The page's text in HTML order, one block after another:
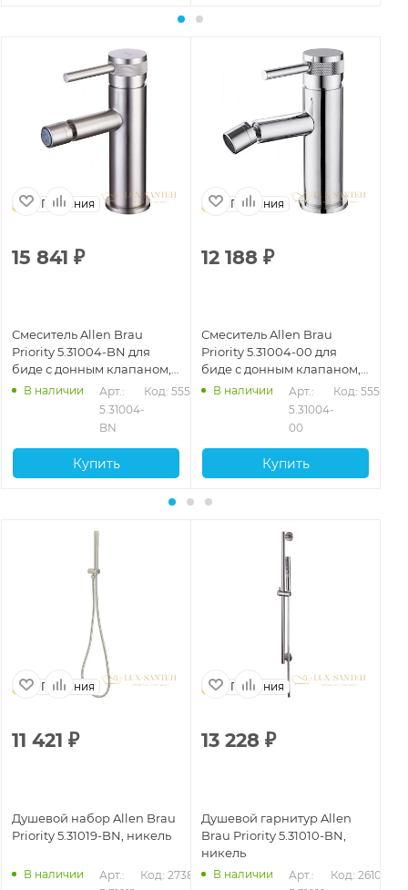
Германия
15 841 ₽
Смеситель Allen Brau
Priority 5.31004-BN для
биде с донным клапаном,
никель
В наличии
Арт.:
5.31004-
BN
Код: 55524
Купить
Германия
12 188 ₽
Смеситель Allen Brau
Priority 5.31004-00 для
биде с донным клапаном,
хромВ наличии
Арт.:
5.31004-
00
Код: 55522
Купить
Германия
11 421 ₽
Душевой набор Allen Brau
Priority 5.31019-BN, никель
В наличии
Арт.:
Код: 27389
Германия
13 228 ₽
Душевой гарнитур Allen
Brau Priority 5.31010-BN,
никель
В наличии
Арт.:
Код: 26103